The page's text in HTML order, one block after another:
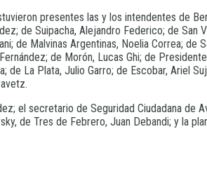
presentes las y los intendentes de
de Suipacha, Alejandro Federico; de
de Malvinas Argentinas, Noelia Correa;
de Morón, Lucas Ghi; de
de La Plata, Julio Garro; de Escobar, Ariel
el secretario de Seguridad Ciudadana de
de Tres de Febrero, Juan Debandi; y la